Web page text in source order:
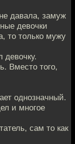
давала, замуж
девочки
то только мужу
девочку.
Вместо того,
однозначный.
и многое
сам то как